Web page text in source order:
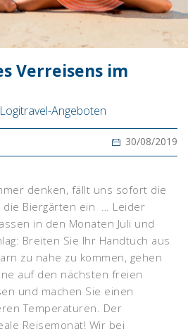
Verreisens im
Angeboten
30/08/2019
denken, fällt uns sofort die
die Biergärten ein … Leider
in den Monaten Juli und
Breiten Sie Ihr Handtuch aus
zu nahe zu kommen, gehen
auf den nächsten freien
und machen Sie einen
Temperaturen. Der
Reisemonat! Wir bei